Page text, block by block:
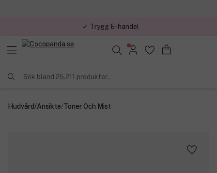
✓ Trygg E-handel
Sök bland 25.211 produkter..
Hudvård/Ansikte/Toner Och Mist